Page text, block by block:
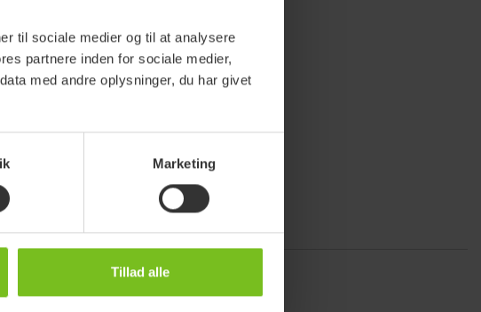
til sociale medier og til at analysere
partnere inden for sociale medier,
med andre oplysninger, du har givet
Marketing
Tillad alle
Forflytning